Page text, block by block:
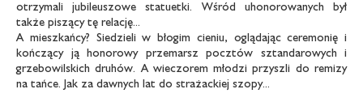
otrzymali jubileuszowe statuetki. Wśród uhonorowanych był
także piszący tę relację...
A mieszkańcy? Siedzieli w błogim cieniu, oglądając ceremonię i
kończący ją honorowy przemarsz pocztów sztandarowych i
grzebowilskich druhów. A wieczorem młodzi przyszli do remizy
na tańce. Jak za dawnych lat do strażackiej szopy...